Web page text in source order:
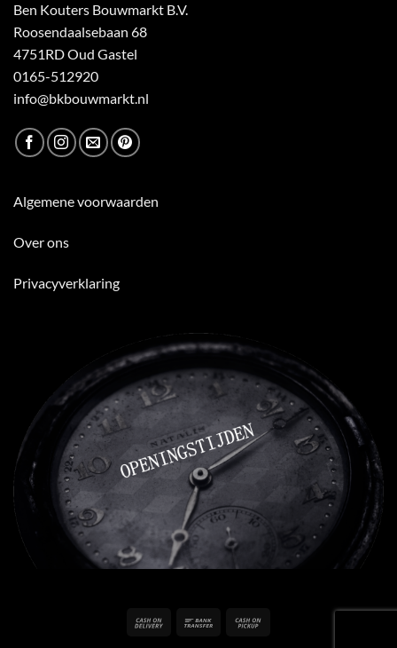
Ben Kouters Bouwmarkt B.V.
Roosendaalsebaan 68
4751RD Oud Gastel
0165-512920
info@bkbouwmarkt.nl
Algemene voorwaarden
Over ons
Privacyverklaring
Cash
Bank